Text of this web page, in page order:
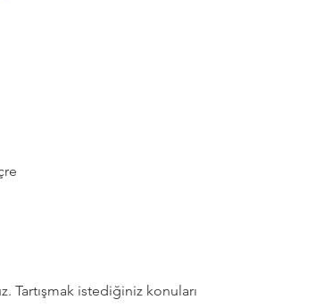
Tartışmak istediğiniz konuları